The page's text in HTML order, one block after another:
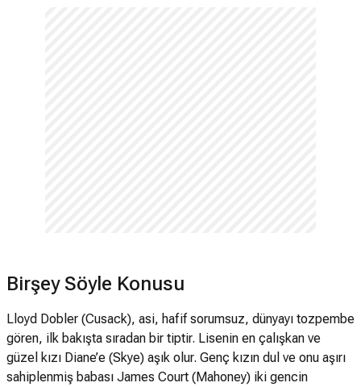
Birşey Söyle Konusu
Lloyd Dobler (Cusack), asi, hafif sorumsuz, dünyayı tozpembe
gören, ilk bakışta sıradan bir tiptir. Lisenin en çalışkan ve
güzel kızı Diane’e (Skye) aşık olur. Genç kızın dul ve onu aşırı
sahiplenmiş babası James Court (Mahoney) iki gencin